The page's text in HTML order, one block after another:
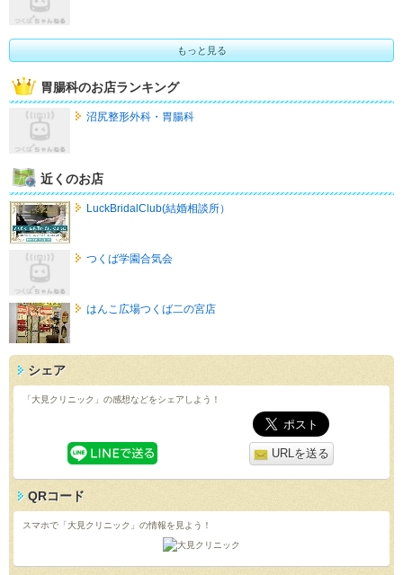
もっと見る
胃腸科のお店ランキング
沼尻整形外科・胃腸科
近くのお店
LuckBridalClub(結婚相談所）
つくば学園合気会
はんこ広場つくば二の宮店
シェア
「大見クリニック」の感想などをシェアしよう！
URLを送る
QRコード
スマホで「大見クリニック」の情報を見よう！